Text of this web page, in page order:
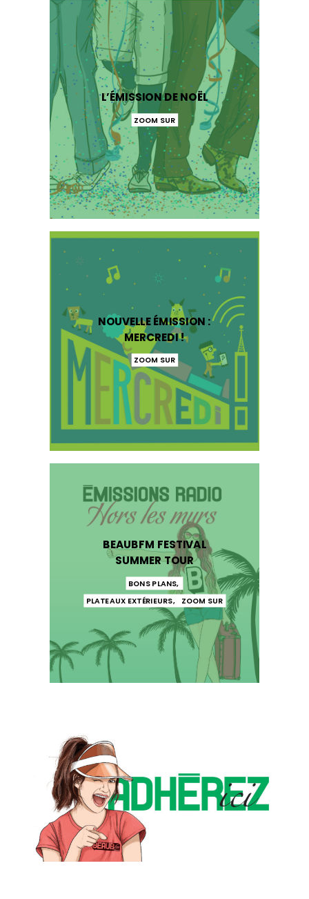
L’ÉMISSION DE NOËL
ZOOM SUR
NOUVELLE ÉMISSION :
MERCREDI !
ZOOM SUR
BEAUBFM FESTIVAL
SUMMER TOUR
BONS PLANS,
PLATEAUX EXTÉRIEURS, ZOOM SUR